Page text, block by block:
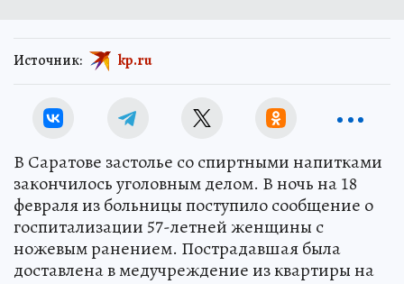
Источник: kp.ru
В Саратове застолье со спиртными напитками
закончилось уголовным делом. В ночь на 18
февраля из больницы поступило сообщение о
госпитализации 57-летней женщины с
ножевым ранением. Пострадавшая была
доставлена в медучреждение из квартиры на